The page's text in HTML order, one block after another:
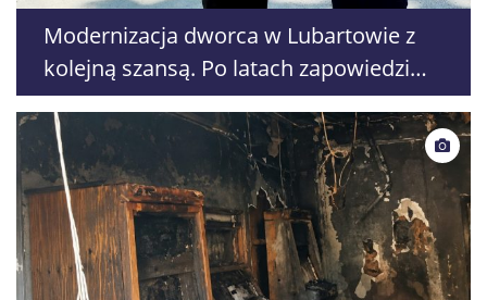
Modernizacja dworca w Lubartowie z
kolejną szansą. Po latach zapowiedzi
PKP szykuje przetarg